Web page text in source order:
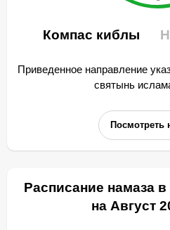
Компас киблы
Приведенное направление
святынь
Посмотреть
Расписание намаза
на Август